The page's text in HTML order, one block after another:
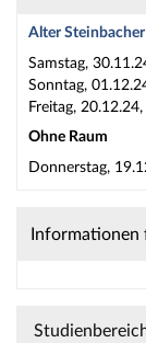
Alter
Samstag,
Sonntag,
Freitag,
Ohne Raum
Donnerstag,
Informationen